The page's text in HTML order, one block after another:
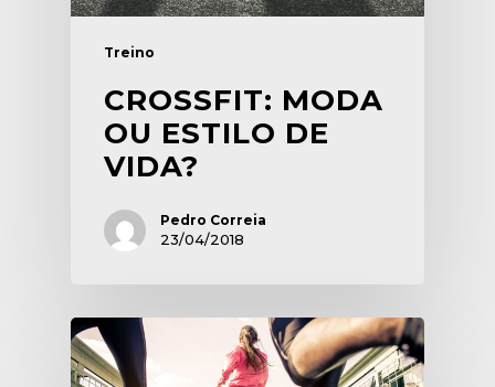
Treino
CROSSFIT: MODA
OU ESTILO DE
VIDA?
Pedro Correia
23/04/2018